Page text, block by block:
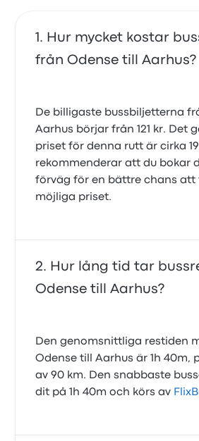
Hur mycket kostar
från Odense till Aarhus?
De billigaste bussbiljetterna
Aarhus börjar från 121 kr. Det
priset för denna rutt är cirka
rekommenderar att du bokar
förväg för en bättre chans att
möjliga priset.
Hur lång tid tar
Odense till Aarhus?
Den genomsnittliga restiden
Odense till Aarhus är 1h 40m,
av 90 km. Den snabbaste
dit på 1h 40m och körs av